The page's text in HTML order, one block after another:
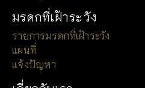
มรดกที่เฝ้าระวัง
รายการมรดกที่เฝ้าระวัง
แผนที่
แจ้งปัญหา